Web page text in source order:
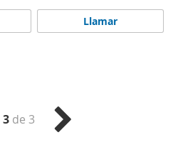
Llamar
3de 3